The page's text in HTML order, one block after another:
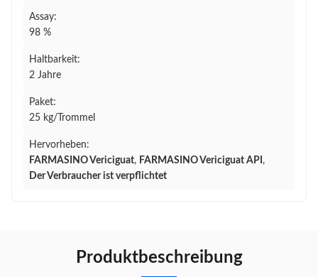
Assay:
98 %
Haltbarkeit:
2 Jahre
Paket:
25 kg/Trommel
Hervorheben:
FARMASINO Vericiguat, FARMASINO Vericiguat API ,
Der Verbraucher ist verpflichtet
Produktbeschreibung